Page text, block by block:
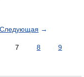
Следующая →
7 8
9